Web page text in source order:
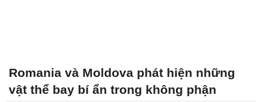
Romania và Moldova phát hiện những
vật thể bay bí ẩn trong không phận